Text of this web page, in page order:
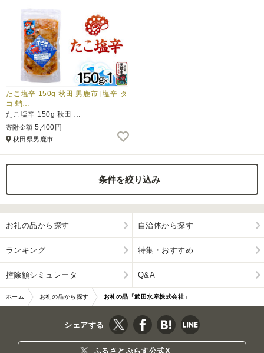
たこ塩辛 150g 秋田 男鹿市 [塩辛 タ
コ 蛸…
たこ塩辛 150g 秋田 …
寄附金額 5,400円
秋田県男鹿市
条件を絞り込み
お礼の品から探す 自治体から探す
ランキング 特集・おすすめ
控除額シミュレータ Q&A
ホーム お礼の品から探す お礼の品「武田水産株式会社」
シェアする
ふるさとぷらす公式X